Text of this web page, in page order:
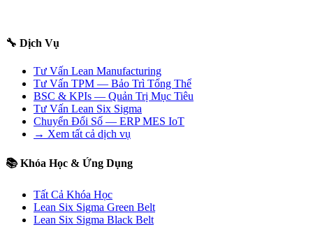
🔧 Dịch Vụ
Tư Vấn Lean Manufacturing
Tư Vấn TPM — Bảo Trì Tổng Thể
BSC & KPIs — Quản Trị Mục Tiêu
Tư Vấn Lean Six Sigma
Chuyển Đổi Số — ERP MES IoT
→ Xem tất cả dịch vụ
📚 Khóa Học & Ứng Dụng
Tất Cả Khóa Học
Lean Six Sigma Green Belt
Lean Six Sigma Black Belt